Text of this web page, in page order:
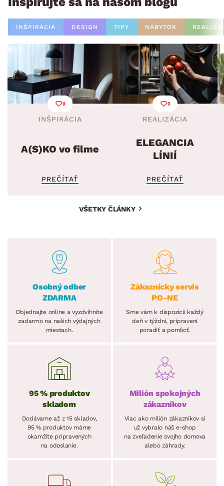
INŠPIRÁCIA DESIGN TIPY NÁBYTOK
0
INŠPIRÁCIA
A(S)KO vo filme
PREČÍTAŤ
0
REALIZÁCIA
ELEGANCIA
LÍNIÍ
PREČÍTAŤ
VŠETKY ČLÁNKY
Osobný odber
ZDARMA
Objednajte online a vyzdvihnite
zadarmo na našich výdajných
miestach.
Zákaznícky servis
PO–NE
Sme vám k dispozícii každý
deň v týždni, pripravení
poradiť a pomôcť.
95 % produktov
skladom
Dodávame až z 15 skladov,
95 % produktov máme
okamžite pripravených
na odoslanie.
Milión spokojných
zákazníkov
Viac ako milión zákazníkov si
už vybralo náš e-shop
na zveľadenie svojho domova
alebo záhrady.